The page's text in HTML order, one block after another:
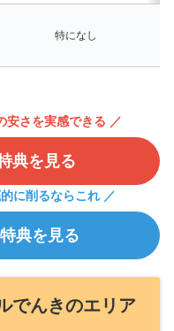
特になし
安さを実感できる ／
典を見る
に削るならこれ ／
典を見る
でんきのエリア